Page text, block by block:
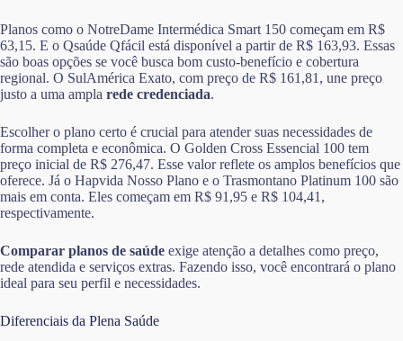
Planos como o NotreDame Intermédica Smart 150 começam em R$
63,15. E o Qsaúde Qfácil está disponível a partir de R$ 163,93. Essas
são boas opções se você busca bom custo-benefício e cobertura
regional. O SulAmérica Exato, com preço de R$ 161,81, une preço
justo a uma ampla rede credenciada.
Escolher o plano certo é crucial para atender suas necessidades de
forma completa e econômica. O Golden Cross Essencial 100 tem
preço inicial de R$ 276,47. Esse valor reflete os amplos benefícios que
oferece. Já o Hapvida Nosso Plano e o Trasmontano Platinum 100 são
mais em conta. Eles começam em R$ 91,95 e R$ 104,41,
respectivamente.
Comparar planos de saúde exige atenção a detalhes como preço,
rede atendida e serviços extras. Fazendo isso, você encontrará o plano
ideal para seu perfil e necessidades.
Diferenciais da Plena Saúde